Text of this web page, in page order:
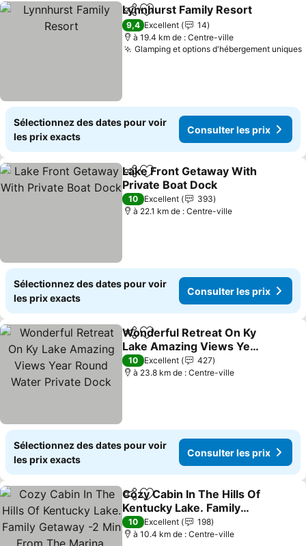
PartagerAjouter à mes favoris
Lynnhurst Family Resort
9,4 Excellent
14
à 19.4 km de : Centre-ville
Glamping et options d'hébergement uniques
Sélectionnez des dates pour voir
les prix exacts
Consulter les prix
PartagerAjouter à mes favoris
Lake Front Getaway With
Private Boat Dock
Consulter les prix
10 Excellent
393
à 22.1 km de : Centre-ville
Sélectionnez des dates pour voir
les prix exacts
Consulter les prix
PartagerAjouter à mes favoris
Wonderful Retreat On Ky
Lake Amazing Views Year
Round Water Private
Dock
Consulter les prix
10 Excellent
427
à 23.8 km de : Centre-ville
Sélectionnez des dates pour voir
les prix exacts
Consulter les prix
PartagerAjouter à mes favoris
Cozy Cabin In The Hills Of
Kentucky Lake. Family
Getaway -2 Min From The
Marina.
Consulter les prix
10 Excellent
198
à 10.4 km de : Centre-ville